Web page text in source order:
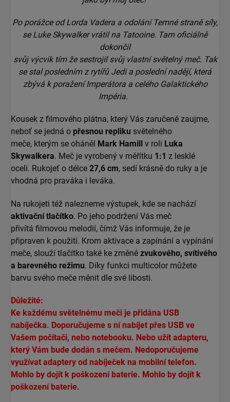
Po porážce od Lorda Vadera a odolání Temné straně síly,
se Luke Skywalker vrátil na Tatooine. Tam oficiálně
dokončil
svůj výcvik tím že sestrojil svůj vlastní světelný meč. Tak
se stal posledním z rytířů Jedi a poslední nadějí, která
zbývá k poražení Imperátora a celého Galaktického
Impéria.
Kousek z filmového plátna, který Vás zaručeně zaujme,
neboť se jedná o přesnou repliku světelného
meče, kterým se oháněl Mark Hamill v roli Luka
Skywalkera. Meč je vyrobený v měřítku 1:1 z lesklé
oceli. Rukojeť o délce 27,6 cm, sedí krásně do ruky a je
vhodná pro praváka i leváka.
Na rukojeti též nalezneme výstupek, kde se nachází
aktivační tlačítko. Po jeho podržení Vás meč
přivítá filmovou melodií, čímž Vás informuje, že je
připraven k použití. Krom aktivace a zapínání a vypínání
meče, slouží tlačítko také ke změně zvukového, svítivého
a barevného režimu. Díky funkci multicolor můžete
barvu svého meče měnit dle své libosti.
Důležité:
Ke každému světelnému meči je přidána USB
nabíječka. Doporučujeme s ní nabíjet přes USB ve
Vašem počítači, nebo notebooku. Nebo užít adapteru,
který Vám bude dodán s mečem. Nedoporučujeme
využívat adaptery od nabíječek na mobilní telefon.
Mohlo by dojít k poškození baterie. Mohlo by dojít k
poškození baterie.